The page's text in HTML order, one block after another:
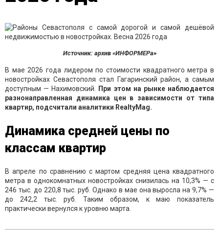
Источник: архив «ИНФОРМЕРа»
В мае 2026 года лидером по стоимости квадратного метра в
новостройках Севастополя стал Гагаринский район, а самым
доступным — Нахимовский.
При этом на рынке наблюдается
разнонаправленная динамика цен в зависимости от типа
квартир, подсчитали аналитики RealtyMag.
Динамика средней цены по
классам квартир
В апреле по сравнению с мартом средняя цена квадратного
метра в однокомнатных новостройках снизилась на 10,3% — с
246 тыс. до 220,8 тыс. руб. Однако в мае она выросла на 9,7% —
до 242,2 тыс. руб. Таким образом, к маю показатель
практически вернулся к уровню марта.